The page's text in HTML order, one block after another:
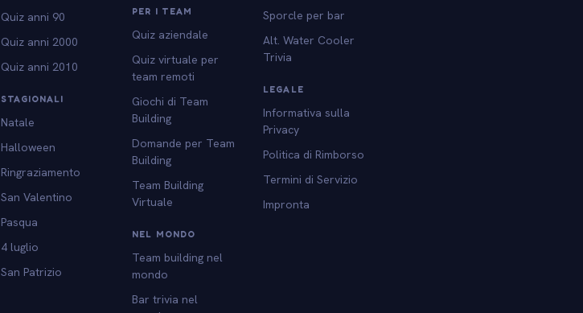
Quiz anni 90
Quiz anni 2000
Quiz anni 2010
STAGIONALI
Natale
Halloween
Ringraziamento
San Valentino
Pasqua
4 luglio
San Patrizio
PER I TEAM
Quiz aziendale
Quiz virtuale per
team remoti
Giochi di Team
Building
Domande per Team
Building
Team Building
Virtuale
NEL MONDO
Team building nel
mondo
Bar trivia nel
Sporcle per bar
Alt. Water Cooler
Trivia
LEGALE
Informativa sulla
Privacy
Politica di Rimborso
Termini di Servizio
Impronta